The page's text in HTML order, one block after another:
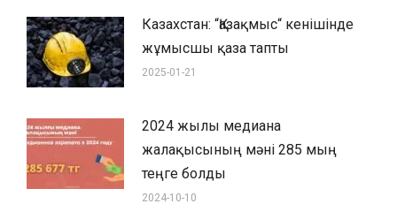
Казахстан: “Қазақмыс“ кенішінде
жұмысшы қаза тапты
2025-01-21
2024 жылы медиана
жалақысының мәні 285 мың
теңге болды
2024-10-10